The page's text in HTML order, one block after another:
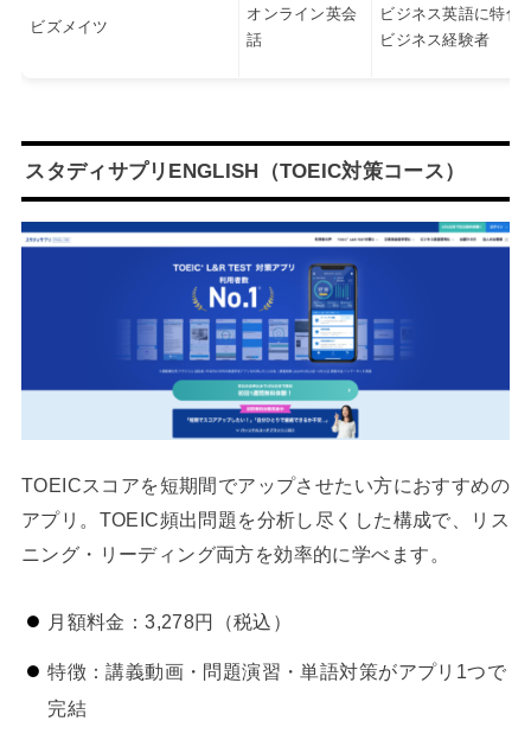
ビズメイツ
オンライン英会
話
ビジネス英語に特化
ビジネス経験者
スタディサプリENGLISH（TOEIC対策コース）
TOEICスコアを短期間でアップさせたい方におすすめの
アプリ。TOEIC頻出問題を分析し尽くした構成で、リス
ニング・リーディング両方を効率的に学べます。
月額料金：3,278円（税込）
特徴：講義動画・問題演習・単語対策がアプリ1つで
完結